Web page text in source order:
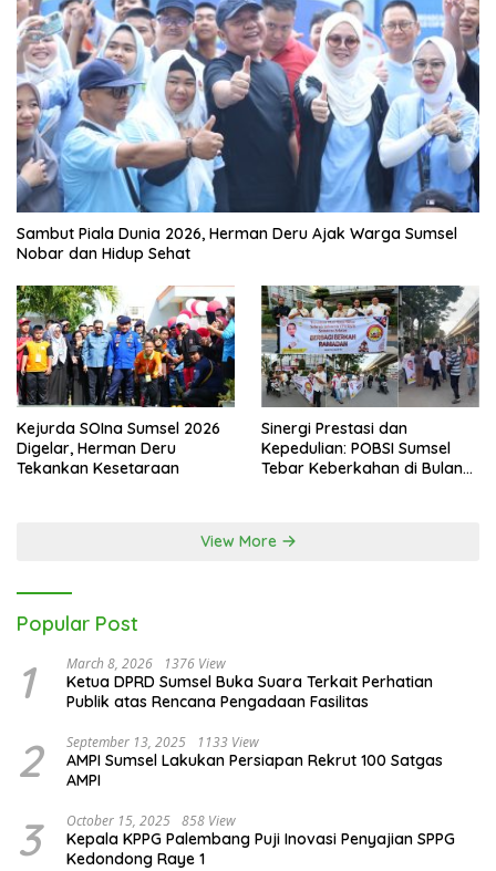
Sambut Piala Dunia 2026, Herman Deru Ajak Warga Sumsel
Nobar dan Hidup Sehat
Kejurda SOIna Sumsel 2026
Digelar, Herman Deru
Tekankan Kesetaraan
Sinergi Prestasi dan
Kepedulian: POBSI Sumsel
Tebar Keberkahan di Bulan
View More
Popular Post
1 March 8, 2026 1376 View
Ketua DPRD Sumsel Buka Suara Terkait Perhatian
Publik atas Rencana Pengadaan Fasilitas
2 September 13, 2025 1133 View
AMPI Sumsel Lakukan Persiapan Rekrut 100 Satgas
AMPI
3 October 15, 2025 858 View
Kepala KPPG Palembang Puji Inovasi Penyajian SPPG
Kedondong Raye 1